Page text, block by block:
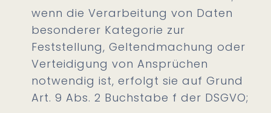
wenn die Verarbeitung von Daten
besonderer Kategorie zur
Feststellung, Geltendmachung oder
Verteidigung von Ansprüchen
notwendig ist, erfolgt sie auf Grund
Art. 9 Abs. 2 Buchstabe f der DSGVO;